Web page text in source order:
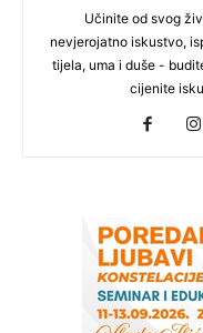
Učinite od svog
nevjerojatno iskustvo,
tijela, uma i duše -
cijenite